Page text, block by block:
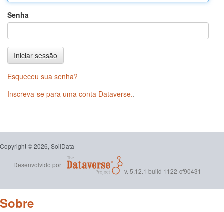
Senha
Iniciar sessão
Esqueceu sua senha?
Inscreva-se para uma conta Dataverse..
Copyright © 2026, SoilData
Desenvolvido por
v. 5.12.1 build 1122-cf90431
Sobre